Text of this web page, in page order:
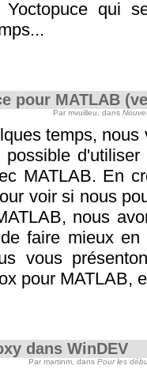
Yoctopuce qui
pour MATLAB
Par mvuilleu, dans
temps,
possible
MATLAB. En
voir si nous
nous
faire mieux
vous
pour MATLAB,
dans WinDEV
Par martinm, dans Pour les